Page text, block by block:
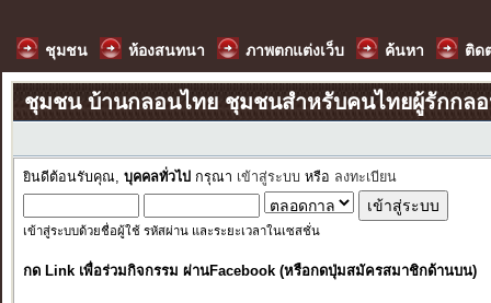
ชุมชน ห้องสนทนา ภาพตกแต่งเว็บ ค้นหา ติด
ชุมชน บ้านกลอนไทย ชุมชนสำหรับคนไทยผู้รักกล
ยินดีต้อนรับคุณ, บุคคลทั่วไป กรุณา เข้าสู่ระบบ หรือ ลงทะเบียน
เข้าสู่ระบบด้วยชื่อผู้ใช้ รหัสผ่าน และระยะเวลาในเซสชั่น
กด Link เพื่อร่วมกิจกรรม ผ่านFacebook (หรือกดปุ่มสมัครสมาชิกด้านบน)